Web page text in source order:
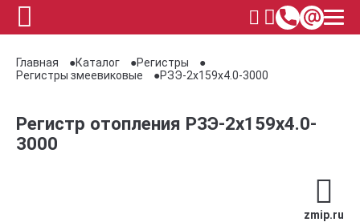
Главная Каталог
Регистры
Регистры змеевиковые
РЗЭ-2x159x4.0-3000
Регистр отопления РЗЭ-2x159x4.0-
3000
zmip.ru